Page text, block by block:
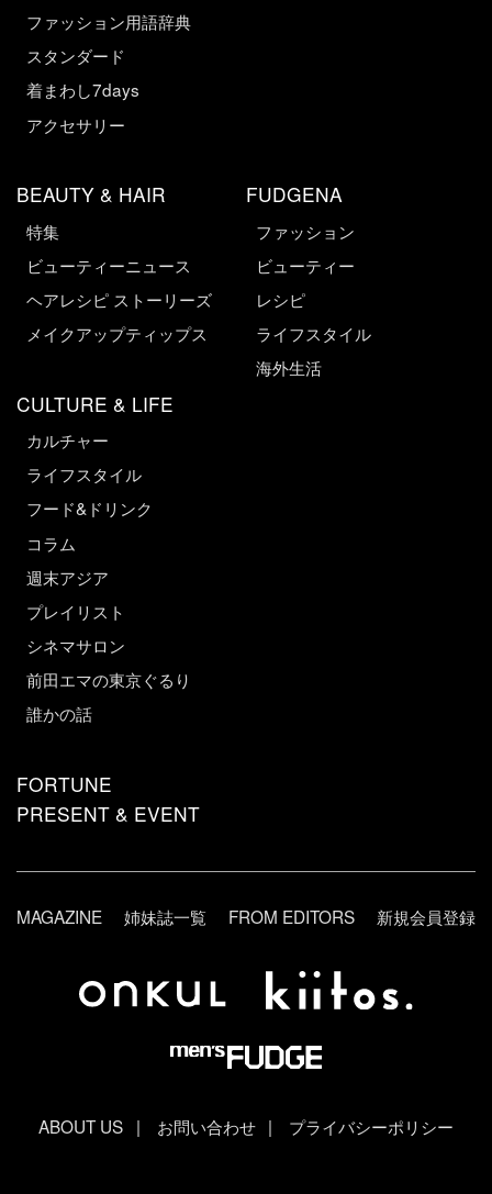
ファッション用語辞典
スタンダード
着まわし7days
アクセサリー
BEAUTY & HAIR
特集
ビューティーニュース
ヘアレシピ ストーリーズ
メイクアップティップス
CULTURE & LIFE
カルチャー
ライフスタイル
フード&ドリンク
コラム
週末アジア
プレイリスト
シネマサロン
前田エマの東京ぐるり
誰かの話
FUDGENA
ファッション
ビューティー
レシピ
ライフスタイル
海外生活
FORTUNE
PRESENT & EVENT
MAGAZINE 姉妹誌一覧 FROM EDITORS 新規会員登録
ABOUT US お問い合わせ プライバシーポリシー